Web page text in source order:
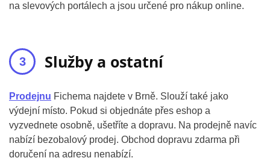
na slevových portálech a jsou určené pro nákup online.
Služby a ostatní
Prodejnu Fichema najdete v Brně. Slouží také jako
výdejní místo. Pokud si objednáte přes eshop a
vyzvednete osobně, ušetříte a dopravu. Na prodejně navíc
nabízí bezobalový prodej. Obchod dopravu zdarma při
doručení na adresu nenabízí.